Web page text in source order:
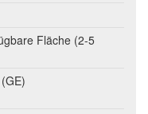
Fläche (2-5